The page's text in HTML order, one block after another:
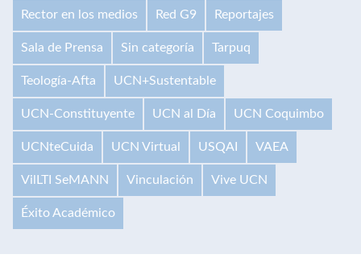
Rector en los medios Red G9 Reportajes
Sala de Prensa Sin categoría Tarpuq
Teología-Afta UCN+Sustentable
UCN-Constituyente UCN al Día UCN Coquimbo
UCNteCuida UCN Virtual USQAI VAEA
VilLTI SeMANN Vinculación Vive UCN
Éxito Académico